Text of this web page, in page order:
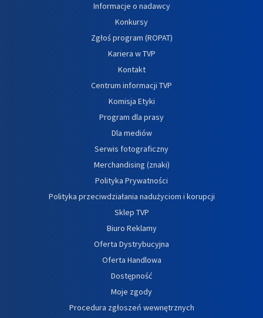
Informacje o nadawcy
Konkursy
Zgłoś program (ROPAT)
Kariera w TVP
Kontakt
Centrum informacji TVP
Komisja Etyki
Program dla prasy
Dla mediów
Serwis fotograficzny
Merchandising (znaki)
Polityka Prywatności
Polityka przeciwdziałania nadużyciom i korupcji
Sklep TVP
Biuro Reklamy
Oferta Dystrybucyjna
Oferta Handlowa
Dostępność
Moje zgody
Procedura zgłoszeń wewnętrznych